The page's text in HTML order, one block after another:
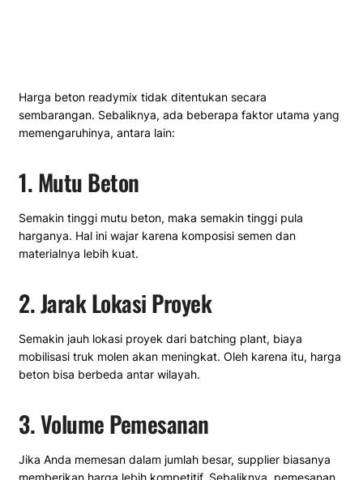
Harga beton readymix tidak ditentukan secara
sembarangan. Sebaliknya, ada beberapa faktor utama yang
memengaruhinya, antara lain:
1. Mutu Beton
Semakin tinggi mutu beton, maka semakin tinggi pula
harganya. Hal ini wajar karena komposisi semen dan
materialnya lebih kuat.
2. Jarak Lokasi Proyek
Semakin jauh lokasi proyek dari batching plant, biaya
mobilisasi truk molen akan meningkat. Oleh karena itu, harga
beton bisa berbeda antar wilayah.
3. Volume Pemesanan
Jika Anda memesan dalam jumlah besar, supplier biasanya
memberikan harga lebih kompetitif. Sebaliknya, pemesanan